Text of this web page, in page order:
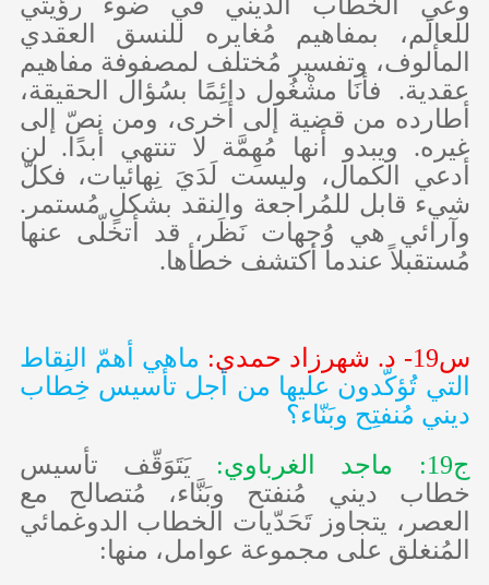
وعي الخطاب الديني في ضوء رؤيتي
للعالَم، بمفاهيم مُغايره للنسق العقدي
المألوف، وتفسير مُختلف لمصفوفة مفاهيم
عقدية. فأنَا مشْغُول دائِمًا بسُؤال الحقيقة،
أطارده من قضية إلى أخرى، ومن نصّ إلى
غيره. ويبدو أنها مُهِمَّة لا تنتهي أبدًا. لن
أدعي الكمال، وليست لَدَيَ نِهائيات، فكلّ
شيء قابل للمُراجعة والنقد بشكلٍ مُستمر.
وآرائي هي وُجهات نَظَر، قد أتخلّى عنها
مُستقبلاً عندما أكتشف خطأها.
س19- د. شهرزاد حمدي:
ماهي أهمّ النِقاط
التي تُؤكّدون عليها من أجل تأسيس خِطاب
ديني مُنفتِح وبَنّاء؟
ج19: ماجد الغرباوي:
يَتَوَقّف تأسيس
خطاب ديني مُنفتح وبَنَّاء، مُتصالح مع
العصر، يتجاوز تَحَدّيات الخطاب الدوغمائي
المُنغلق على مجموعة عوامل، منها: